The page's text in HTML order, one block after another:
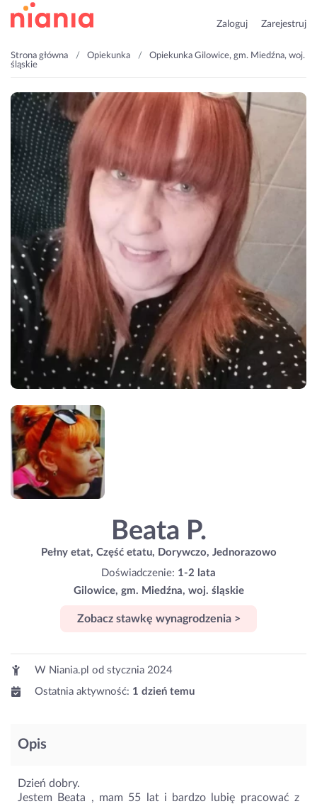
Zaloguj Zarejestruj
Strona główna Opiekunka
Opiekunka Gilowice, gm. Miedźna, woj.
śląskie
Beata P.
Pełny etat, Część etatu, Dorywczo, Jednorazowo
Doświadczenie: 1-2 lata
Gilowice, gm. Miedźna, woj. śląskie
Zobacz stawkę wynagrodzenia >
W Niania.pl od stycznia 2024
Ostatnia aktywność: 1 dzień temu
Opis
Dzień dobry.
Jestem Beata , mam 55 lat i bardzo lubię pracować z